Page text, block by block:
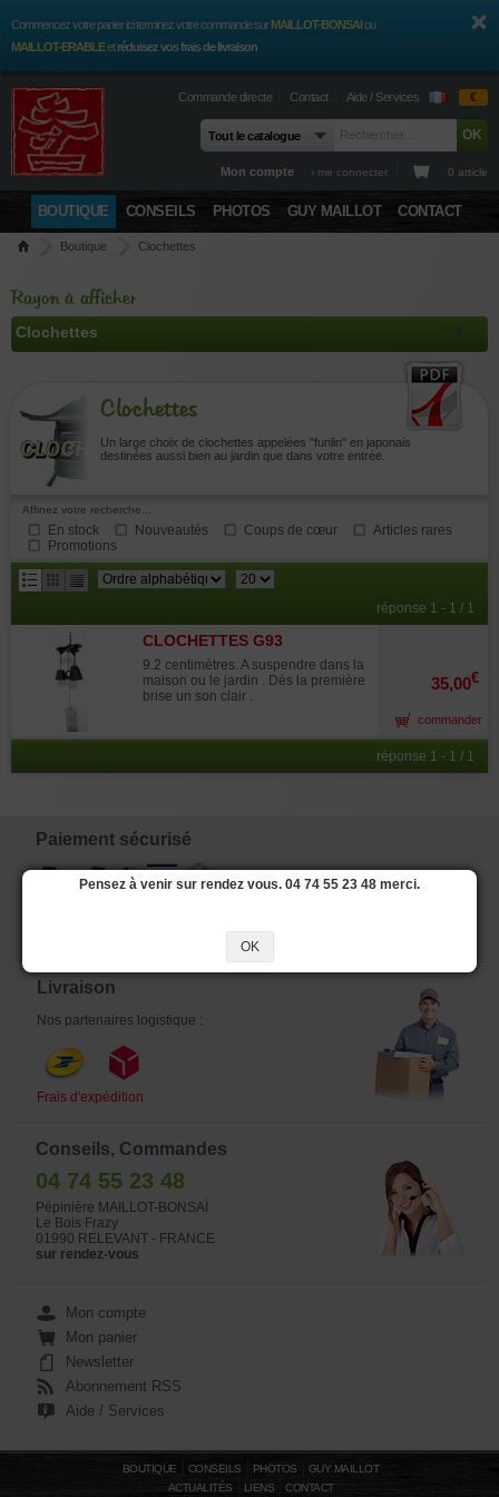
Commencez votre panier ici terminez votre commande surMAILLOT-BONSAIou
MAILLOT-ERABLEetréduisez vos frais de livraison
Commande directe Contact Aide / Services €
Mon compte › me connecter 0 article
BOUTIQUE CONSEILS PHOTOS GUY MAILLOT CONTACT
Boutique Clochettes
Rayon à afficher
Clochettes
Un large choix de clochettes appelées "funlin" en japonais
destinées aussi bien au jardin que dans votre entrée.
Affinez votre recherche...
En stock Nouveautés Coups de cœur
Articles rares
Promotions
page
réponse 1 - 1 / 1
CLOCHETTES G93
9.2 centimètres. A suspendre dans la
maison ou le jardin . Dès la première
brise un son clair .
35,00€
commander
réponse 1 - 1 / 1
Paiement sécurisé
Livraison
Nos partenaires logistique :
Frais d'expédition
Conseils, Commandes
04 74 55 23 48
Pépinière MAILLOT-BONSAÏ
Le Bois Frazy
01990 RELEVANT - FRANCE
sur rendez-vous
Mon compte
Mon panier
Newsletter
Abonnement RSS
Aide / Services
BOUTIQUE CONSEILS PHOTOS
GUY MAILLOT
ACTUALITÉS
LIENS CONTACT
Pensez à venir sur rendez vous. 04 74 55 23 48 merci.
OK